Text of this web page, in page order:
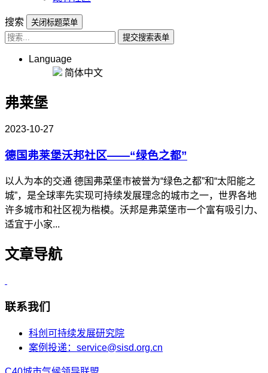
搜索
关闭标题菜单
提交搜索表单
Language
简体中文
弗莱堡
2023-10-27
德国弗莱堡沃邦社区——“绿色之都”
以人为本的交通 德国弗菜堡市被誉为“绿色之都”和“太阳能之
城”，是全球率先实现可持续发展理念的城市之一，世界各地
许多城市和社区视为楷模。沃邦是弗菜堡市一个富有吸引力、
适宜于小家...
文章导航
联系我们
科创可持续发展研究院
案例投递：service@sisd.org.cn